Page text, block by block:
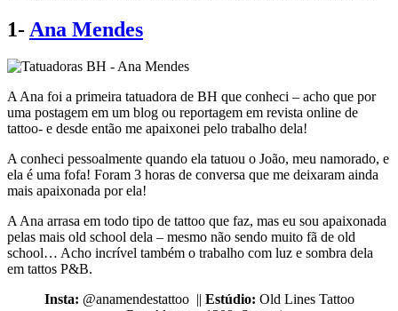
1- Ana Mendes
A Ana foi a primeira tatuadora de BH que conheci – acho que por
uma postagem em um blog ou reportagem em revista online de
tattoo- e desde então me apaixonei pelo trabalho dela!
A conheci pessoalmente quando ela tatuou o João, meu namorado, e
ela é uma fofa! Foram 3 horas de conversa que me deixaram ainda
mais apaixonada por ela!
A Ana arrasa em todo tipo de tattoo que faz, mas eu sou apaixonada
pelas mais old school dela – mesmo não sendo muito fã de old
school… Acho incrível também o trabalho com luz e sombra dela
em tattos P&B.
Insta: @anamendestattoo || Estúdio: Old Lines Tattoo